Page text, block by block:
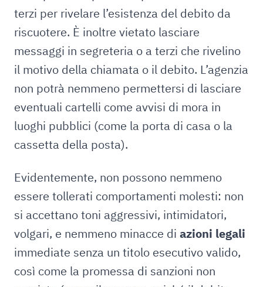
terzi per rivelare l’esistenza del debito da
riscuotere. È inoltre vietato lasciare
messaggi in segreteria o a terzi che rivelino
il motivo della chiamata o il debito. L’agenzia
non potrà nemmeno permettersi di lasciare
eventuali cartelli come avvisi di mora in
luoghi pubblici (come la porta di casa o la
cassetta della posta).
Evidentemente, non possono nemmeno
essere tollerati comportamenti molesti: non
si accettano toni aggressivi, intimidatori,
volgari, e nemmeno minacce di azioni legali
immediate senza un titolo esecutivo valido,
così come la promessa di sanzioni non